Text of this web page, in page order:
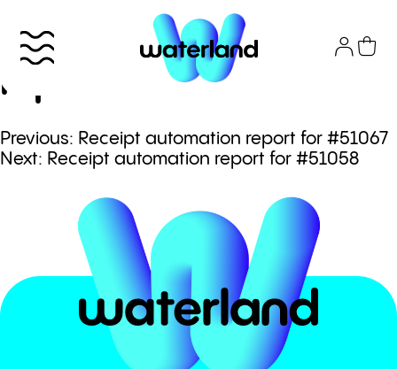
content
Το πάρκο
Attractions
Εισιτήρια
Receipt automation
report for #51062
Πλοήγηση
άρθρων
Previous: Receipt automation report for #51067
Next: Receipt automation report for #51058